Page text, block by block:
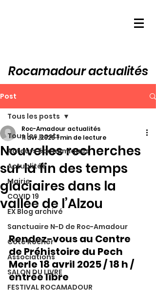
Rocamadour actualités
Post
Tous les posts
Acteurs économiques
Actualités
Mairie
COVID 19
EX Blog archivé
Sanctuaire N-D de Roc-Amadour
Côté Rocher
Associations
SALON DU LIVRE
FESTIVAL ROCAMADOUR
Tous les posts
Nouvelles recherches
sur la fin des temps
glaciaires dans la
vallée de l’Alzou
Roc-Amadour actualités
11 avr. 20251 min de lecture
Rendez-vous au Centre
de Préhistoire du Pech
Merle 18 avril 2025 / 18 h /
entrée libre